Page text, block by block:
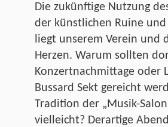
Die zukünftige Nutzung
der künstlichen Ruine
liegt unserem Verein und
Herzen. Warum sollten
Konzertnachmittage oder
Bussard Sekt gereicht
Tradition der „Musik-
vielleicht? Derartige